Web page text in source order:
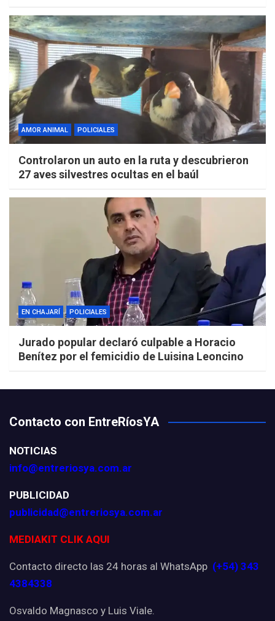
AMOR ANIMAL POLICIALES
Controlaron un auto en la ruta y descubrieron
27 aves silvestres ocultas en el baúl
EN CHAJARÍ POLICIALES
Jurado popular declaró culpable a Horacio
Benítez por el femicidio de Luisina Leoncino
Contacto con EntreRíosYA
NOTICIAS
info@entreriosya.com.ar
PUBLICIDAD
publicidad@entreriosya.com.ar
MEDIAKIT CLIK AQUI
Contacto directo las 24 horas al WhatsApp (+54) 343
4384338
Osvaldo Magnasco y Luis Viale.